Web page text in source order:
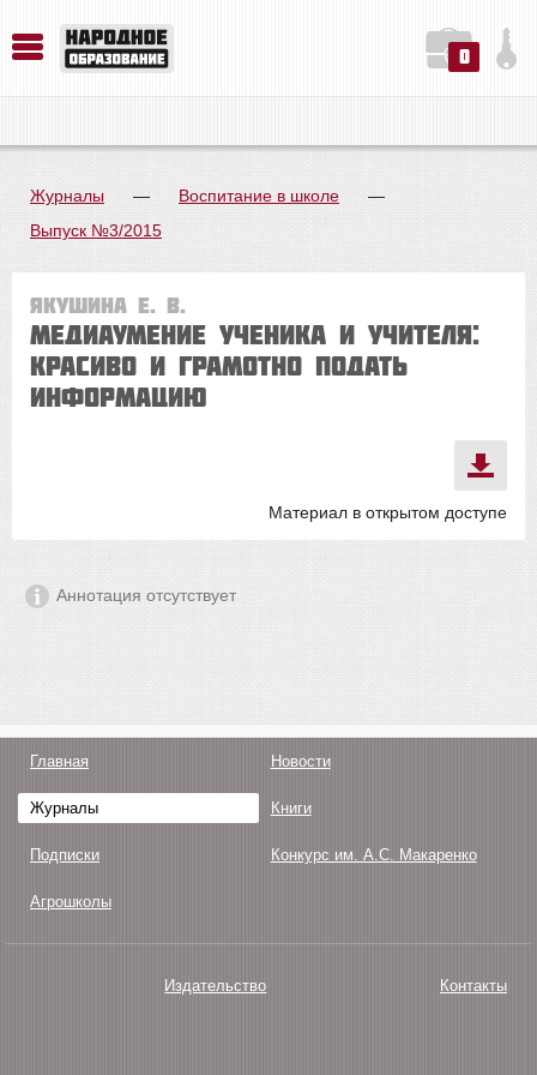
0
Журналы — Воспитание в школе
—
Выпуск №3/2015
Якушина Е. В.
Медиаумение ученика и учителя:
красиво и грамотно подать
информацию
Материал в открытом доступе
Аннотация отсутствует
Главная Новости
Журналы Книги
Подписки Конкурс им. А.С. Макаренко
Агрошколы
Издательство Контакты